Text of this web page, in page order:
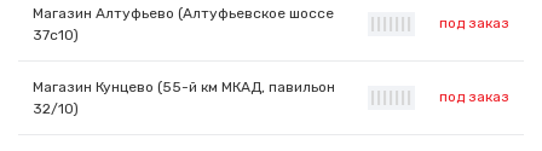
Магазин Алтуфьево (Алтуфьевское шоссе
37с10)
под заказ
Магазин Кунцево (55-й км МКАД, павильон
32/10)
под заказ